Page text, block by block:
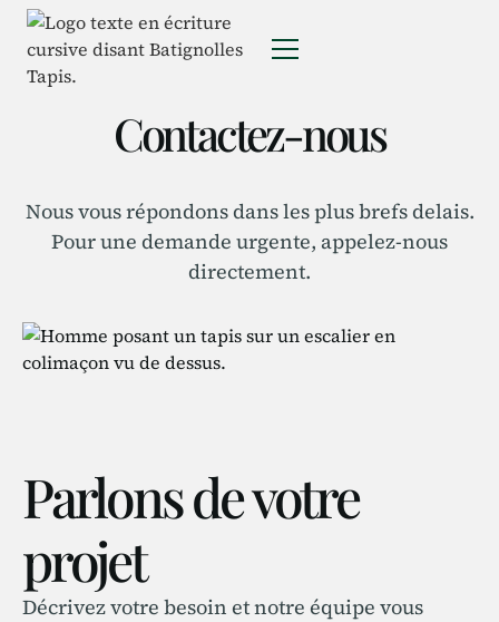
Contactez-nous
Nous vous répondons dans les plus brefs delais.
Pour une demande urgente, appelez-nous
directement.
Parlons de votre
projet
Décrivez votre besoin et notre équipe vous